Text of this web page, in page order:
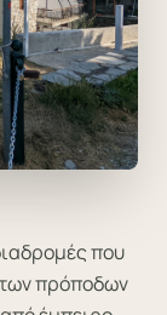
που
πρόποδων